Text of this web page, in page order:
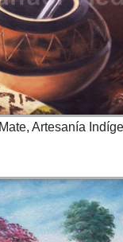
Mate, Artesanía